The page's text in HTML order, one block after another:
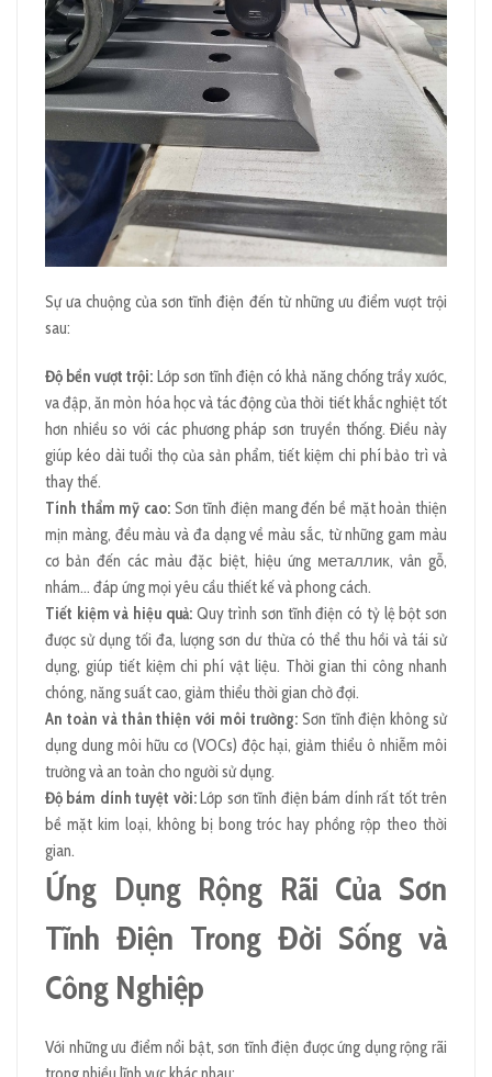
Sự ưa chuộng của sơn tĩnh điện đến từ những ưu điểm vượt trội
sau:
Độ bền vượt trội: Lớp sơn tĩnh điện có khả năng chống trầy xước,
va đập, ăn mòn hóa học và tác động của thời tiết khắc nghiệt tốt
hơn nhiều so với các phương pháp sơn truyền thống. Điều này
giúp kéo dài tuổi thọ của sản phẩm, tiết kiệm chi phí bảo trì và
thay thế.
Tính thẩm mỹ cao: Sơn tĩnh điện mang đến bề mặt hoàn thiện
mịn màng, đều màu và đa dạng về màu sắc, từ những gam màu
cơ bản đến các màu đặc biệt, hiệu ứng металлик, vân gỗ,
nhám… đáp ứng mọi yêu cầu thiết kế và phong cách.
Tiết kiệm và hiệu quả:Quy trình sơn tĩnh điện có tỷ lệ bột sơn
được sử dụng tối đa, lượng sơn dư thừa có thể thu hồi và tái sử
dụng, giúp tiết kiệm chi phí vật liệu. Thời gian thi công nhanh
chóng, năng suất cao, giảm thiểu thời gian chờ đợi.
An toàn và thân thiện với môi trường:Sơn tĩnh điện không sử
dụng dung môi hữu cơ (VOCs) độc hại, giảm thiểu ô nhiễm môi
trường và an toàn cho người sử dụng.
Độ bám dính tuyệt vời:Lớp sơn tĩnh điện bám dính rất tốt trên
bề mặt kim loại, không bị bong tróc hay phồng rộp theo thời
gian.
Ứng Dụng Rộng Rãi Của Sơn
Tĩnh Điện Trong Đời Sống và
Công Nghiệp
Với những ưu điểm nổi bật, sơn tĩnh điện được ứng dụng rộng rãi